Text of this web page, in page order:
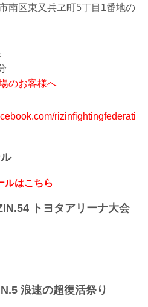
南区東又兵ヱ町5丁目1番地の
のお客様へ
rizinfightingfederati
ルはこちら
トヨタアリーナ大会
浪速の超復活祭り